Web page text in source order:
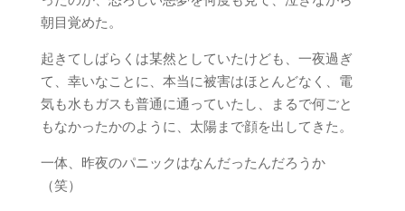
朝目覚めた。
起きてしばらくは某然としていたけども、一夜過ぎ
て、幸いなことに、本当に被害はほとんどなく、電
気も水もガスも普通に通っていたし、まるで何ごと
もなかったかのように、太陽まで顔を出してきた。
一体、昨夜のパニックはなんだったんだろうか
（笑）